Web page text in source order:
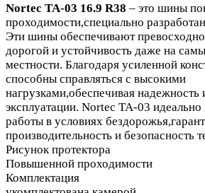
Nortec TA-03 16.9 R38 – это шины
проходимости,специально
Эти шины обеспечивают
дорогой и устойчивость даже на
местности. Благодаря усиленной
способны справляться с высокими
нагрузками,обеспечивая надежность
эксплуатации. Nortec TA-03
работы в условиях
производительность и безопасность
Рисунок протектора
Повышенной проходимости
Комплектация